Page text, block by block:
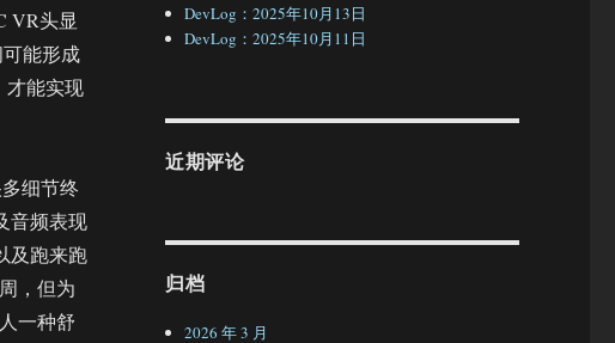
VR头显
能形成
才能实现
细节终
音频表现
及跑来跑
，但为
一种舒
DevLog：2025年10月13日
DevLog：2025年10月11日
近期评论
归档
2026 年 3 月